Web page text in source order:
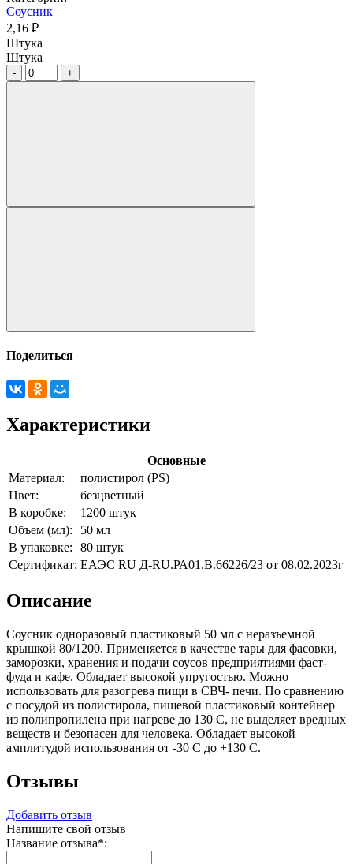
Соусник
2,16 ₽
Штука
Штука
Поделиться
Характеристики
Основные
Материал:
полистирол (PS)
Цвет:
безцветный
В коробке:
1200 штук
Объем (мл):
50 мл
В упаковке:
80 штук
Сертификат: ЕАЭС RU Д-RU.РА01.В.66226/23 от 08.02.2023г
Описание
Соусник одноразовый пластиковый 50 мл с неразъемной
крышкой 80/1200. Применяется в качестве тары для фасовки,
заморозки, хранения и подачи соусов предприятиями фаст-
фуда и кафе. Обладает высокой упругостью. Можно
использовать для разогрева пищи в СВЧ- печи. По сравнению
с посудой из полистирола, пищевой пластиковый контейнер
из полипропилена при нагреве до 130 С, не выделяет вредных
веществ и безопасен для человека. Обладает высокой
амплитудой использования от -30 С до +130 С.
Отзывы
Добавить отзыв
Напишите свой отзыв
Название отзыва*: